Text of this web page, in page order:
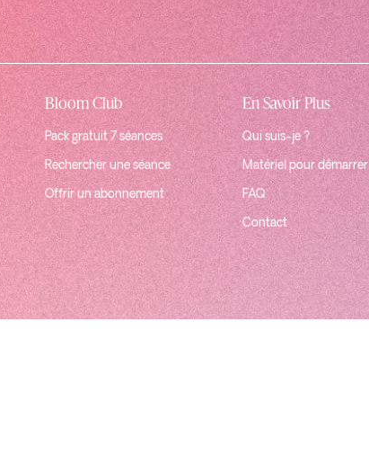
Bloom Club
Pack gratuit 7 séances
Rechercher une séance
Offrir un abonnement
En Savoir Plus
Qui suis-je ?
Matériel pour démarrer
FAQ
Contact